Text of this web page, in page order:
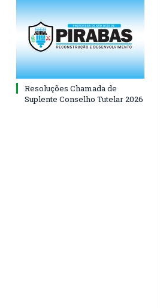
Resoluções Chamada de
Suplente Conselho Tutelar 2026